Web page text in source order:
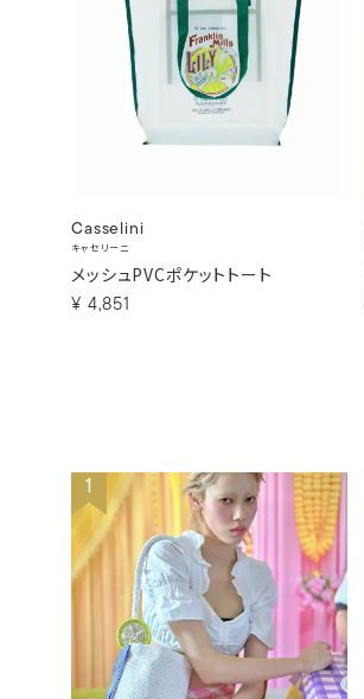
Casselini
キャセリーニ
メッシュPVCポケットトート
¥ 4,851
1